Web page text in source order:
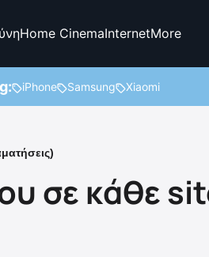
Home CinemaInternetMore
iPhone Samsung Xiaomi
σε κάθε